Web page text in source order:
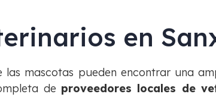
en
las mascotas pueden encontrar una
de proveedores locales de